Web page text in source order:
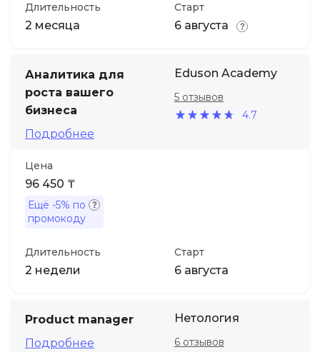
Длительность
2 месяца
Старт
6 августа
Аналитика для
роста вашего
бизнеса
Подробнее
Eduson Academy
4.7
5 отзывов
Цена
96 450 ₸
Ещё -5% по
промокоду
Длительность
2 недели
Старт
6 августа
Product manager
Подробнее
Нетология
6 отзывов
Детям